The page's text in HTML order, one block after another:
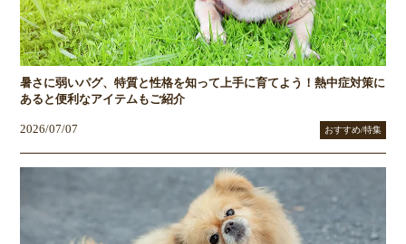
暑さに弱いパグ、特質と性格を知って上手に育てよう！熱中症対策に
あると便利なアイテムもご紹介
2026/07/07 おすすめ/特集